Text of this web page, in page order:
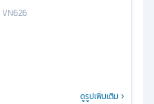
VN626
ดูรูปเพิ่มเติม